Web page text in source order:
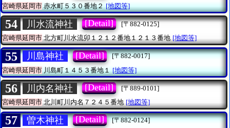
宮崎県延岡市赤水町５３０番地２ [地図等]
54 川水流神社 [Detail]
[〒882-0125]
宮崎県延岡市北方町川水流卯１２１２番地１２１３番地 [地図等]
55 川島神社 [Detail]
[〒882-0017]
宮崎県延岡市川島町１４５３番地１ [地図等]
56 川内名神社 [Detail]
[〒889-0101]
宮崎県延岡市北川町川内名７２４５番地 [地図等]
57 曽木神社 [Detail]
[〒882-0124]